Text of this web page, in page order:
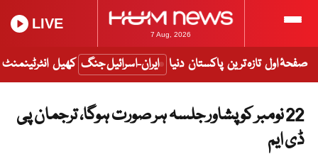
7 Aug, 2026
LIVE
صفحۂ اول تازہ ترین پاکستان دنیا ایران-اسرائیل جنگ کھیل انٹرٹینمنٹ
22 نومبر کو پشاور جلسہ ہر صورت ہوگا، ترجمان پی
ڈی ایم